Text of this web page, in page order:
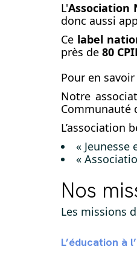
L'Association
donc aussi
Ce label
près de 80
Pour en
Notre
Communauté
L’association
« Jeunesse
«
Nos
Les missions
L’éducation à